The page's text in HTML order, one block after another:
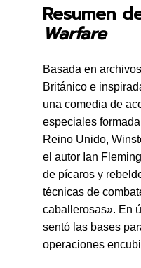
Resumen
Warfare
Basada en
Británico e
una comedia de
especiales
Reino Unido,
el autor Ian
de pícaros y
técnicas de
caballerosas». En
sentó las bases
operaciones